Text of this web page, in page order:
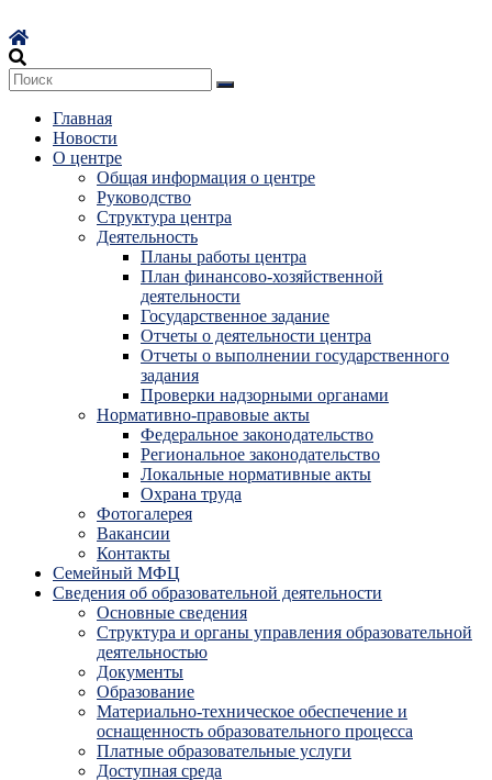
к
содержимому
Главная
Новости
О центре
Общая информация о центре
Руководство
Структура центра
Деятельность
Планы работы центра
План финансово-хозяйственной
деятельности
Государственное задание
Отчеты о деятельности центра
Отчеты о выполнении государственного
задания
Проверки надзорными органами
Нормативно-правовые акты
Федеральное законодательство
Региональное законодательство
Локальные нормативные акты
Охрана труда
Фотогалерея
Вакансии
Контакты
Семейный МФЦ
Сведения об образовательной деятельности
Основные сведения
Структура и органы управления образовательной
деятельностью
Документы
Образование
Материально-техническое обеспечение и
оснащенность образовательного процесса
Платные образовательные услуги
Доступная среда